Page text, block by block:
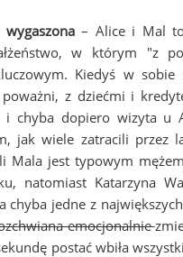
wygaszona– Alice i Mal
w którym "z
Kiedyś w sobie
z dziećmi i
i chyba dopiero wizyta u
jak wiele zatracili przez
Mala jest typowym
natomiast Katarzyna
chyba jedne z
emocjonalnie
postać wbiła